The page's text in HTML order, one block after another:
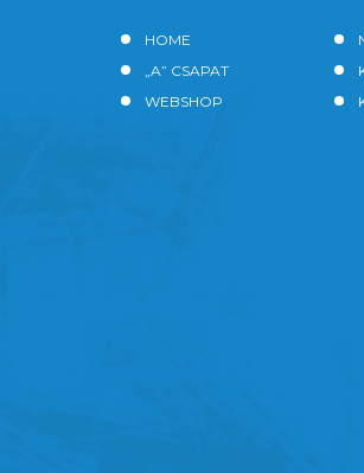
HOME
„A” CSAPAT
WEBSHOP